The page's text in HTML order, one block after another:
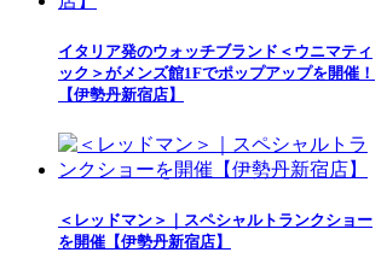
イタリア発のウォッチブランド＜ウニマティ
ック＞がメンズ館1Fでポップアップを開催！
【伊勢丹新宿店】
＜レッドマン＞｜スペシャルトランクショー
を開催【伊勢丹新宿店】